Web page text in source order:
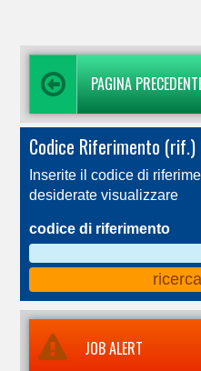
PAGINA
Codice Riferimento (rif.)
Inserite il codice di
desiderate visualizzare
codice di riferimento
JOB ALERT